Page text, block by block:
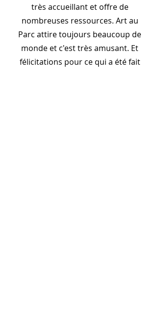
très accueillant et offre de
nombreuses ressources. Art au
Parc attire toujours beaucoup de
monde et c'est très amusant. Et
félicitations pour ce qui a été fait